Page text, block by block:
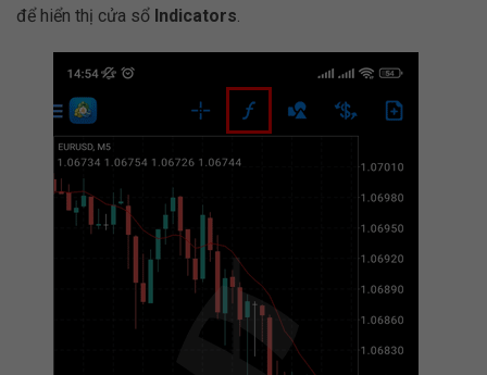
để hiển thị cửa sổ Indicators